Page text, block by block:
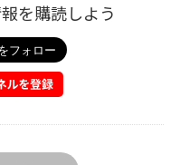
を購読しよう